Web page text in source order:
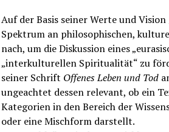
Auf der Basis seiner Werte und Vision
Spektrum an philosophischen,
nach, um die Diskussion eines
„interkulturellen Spiritualität“ zu
seiner Schrift Offenes Leben und Tod
ungeachtet dessen relevant, ob ein
Kategorien in den Bereich der
oder eine Mischform darstellt.